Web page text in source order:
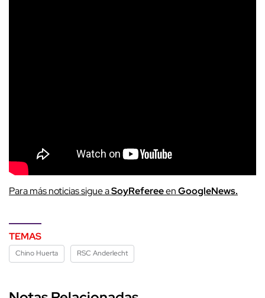
Para más noticias sigue aSoyRefereeenGoogleNews.
TEMAS
Chino Huerta RSC Anderlecht